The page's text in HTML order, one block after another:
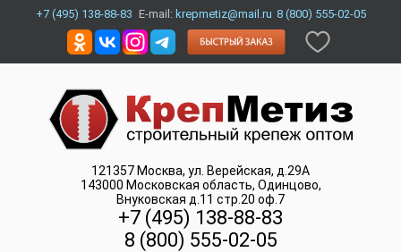
+7 (495) 138-88-83 E-mail: krepmetiz@mail.ru 8 (800) 555-02-05
121357 Москва, ул. Верейская, д.29А
143000 Московская область, Одинцово,
Внуковская д.11 стр.20 оф.7
+7 (495) 138-88-83
8 (800) 555-02-05